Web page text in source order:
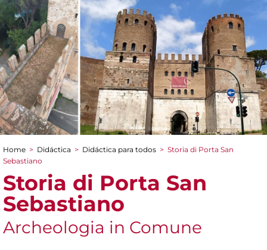
You are here
Home > Didáctica > Didáctica para todos > Storia di Porta San
Sebastiano
Storia di Porta San
Sebastiano
Archeologia in Comune